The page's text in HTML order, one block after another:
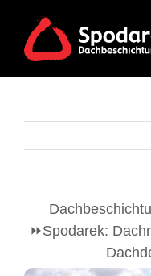
content
⏩Spodarek: